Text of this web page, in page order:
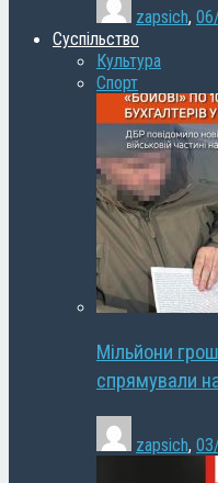
zapsich,
Суспільство
Культура
Спорт
Мільйони
спрямували
zapsich,